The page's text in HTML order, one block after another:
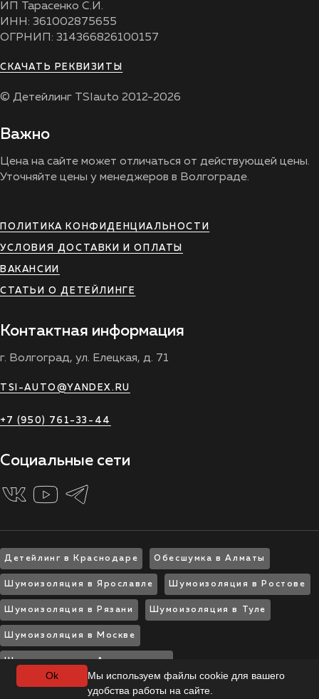
ИП Тарасенко С.И.
ИНН: 361002875655
ОГРНИП: 314366826100157
СКАЧАТЬ РЕКВИЗИТЫ
© Детейлинг TSIauto 2012-2026
Важно
Цена на сайте может отличаться от действующей цены.
Уточняйте цены у менеджеров в Волгограде.
ПОЛИТИКА КОНФИДЕНЦИАЛЬНОСТИ
УСЛОВИЯ ДОСТАВКИ И ОПЛАТЫ
ВАКАНСИИ
СТАТЬИ О ДЕТЕЙЛИНГЕ
Контактная информация
г. Волгоград, ул. Елецкая, д. 71
TSI-AUTO@YANDEX.RU
+7 (950) 761-33-44
Социальные сети
Детейлинг в Краснодаре Обесшумка в Алматы
Шумоизоляция в Ярославле Шумоизоляция в Ростове
Шумоизоляция в Рязани Шумоизоляция в Туле
Шумоизоляция в Москве
Шумоизоляция в Архангельске
Шумоизоляция в Воронеже
Ok
Мы используем файлы cookie для вашего
удобства работы на сайте.